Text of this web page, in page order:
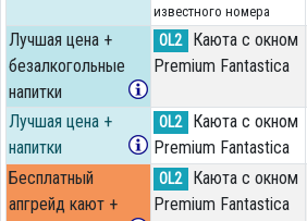
известного номера
Лучшая цена +
безалкогольные
напитки
OL2
Каюта с окном
Premium Fantastica
Лучшая цена +
напитки
OL2
Каюта с окном
Premium Fantastica
Бесплатный
апгрейд кают +
OL2
Каюта с окном
Premium Fantastica